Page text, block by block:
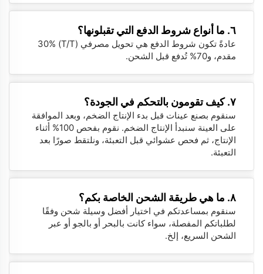
٦. ما أنواع شروط الدفع التي تقبلونها؟
عادةً تكون شروط الدفع هي تحويل مصرفي (T/T) 30%
مقدم، و70% تُدفع قبل الشحن.
٧. كيف تقومون بالتحكم في الجودة؟
سنقوم بصنع عينات قبل بدء الإنتاج الضخم، وبعد الموافقة
على العينة سنبدأ الإنتاج الضخم. نقوم بفحص 100% أثناء
الإنتاج، ثم فحص عشوائي قبل التعبئة، ونلتقط صورًا بعد
التعبئة.
٨. ما هي طريقة الشحن الخاصة بكم؟
سنقوم بمساعدتكم في اختيار أفضل وسيلة شحن وفقًا
لطلباتكم المفصلة، سواء كانت بالبحر أو بالجو أو عبر
الشحن السريع، إلخ.